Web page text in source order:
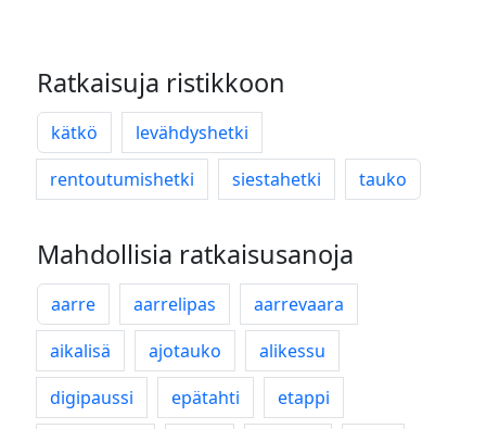
Ratkaisuja ristikkoon
kätkö
levähdyshetki
rentoutumishetki
siestahetki tauko
Mahdollisia ratkaisusanoja
aarre aarrelipas
aarrevaara
aikalisä
ajotauko
alikessu
digipaussi
epätahti
etappi